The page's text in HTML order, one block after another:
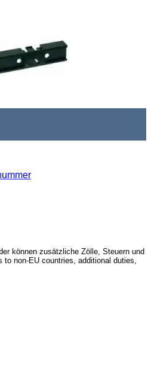
können zusätzliche Zölle, Steuern und
to non-EU countries, additional duties,